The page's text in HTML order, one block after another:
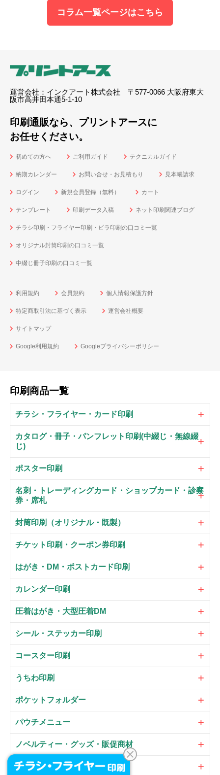
コラム一覧ページはこちら
運営会社：インクアート株式会社 〒577-0066 大阪府東大
阪市高井田本通5-1-10
印刷通販なら、プリントアースに
お任せください。
初めての方へ ご利用ガイド テクニカルガイド
納期カレンダー お問い合せ・お見積もり 見本帳請求
ログイン 新規会員登録（無料） カート
テンプレート 印刷データ入稿 ネット印刷関連ブログ
チラシ印刷・フライヤー印刷・ビラ印刷の口コミ一覧
オリジナル封筒印刷の口コミ一覧
中綴じ冊子印刷の口コミ一覧
利用規約 会員規約 個人情報保護方針
特定商取引法に基づく表示 運営会社概要
サイトマップ
Google利用規約 Googleプライバシーポリシー
印刷商品一覧
チラシ・フライヤー・カード印刷
カタログ・冊子・パンフレット印刷(中綴じ・無線綴
じ)
ポスター印刷
名刺・トレーディングカード・ショップカード・診察
券・席札
封筒印刷（オリジナル・既製）
チケット印刷・クーポン券印刷
はがき・DM・ポストカード印刷
カレンダー印刷
圧着はがき・大型圧着DM
シール・ステッカー印刷
コースター印刷
うちわ印刷
ポケットフォルダー
パウチメニュー
ノベルティー・グッズ・販促商材
大判パネル・サイン・POP